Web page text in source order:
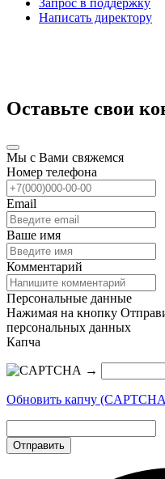
Запрос в поддержку
Написать директору
Оставьте свои
Мы с Вами свяжемся
Номер телефона
Email
Ваше имя
Комментарий
Персональные данные
Нажимая на кнопку
персональных данных
Капча
→
Обновить капчу
Отправить